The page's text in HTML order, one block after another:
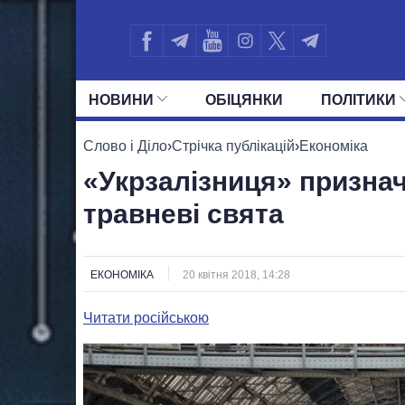
НОВИНИ ОБIЦЯНКИ ПОЛIТИКИ
УСІ ПОЛІТИКИ ПРЕЗИДЕНТ І ОФІС
Слово і Діло›Стрічка публікацій›Економіка
«Укрзалізниця»
травневі свята
ЕКОНОМІКА 20 квітня 2018, 14:28
Читати російською